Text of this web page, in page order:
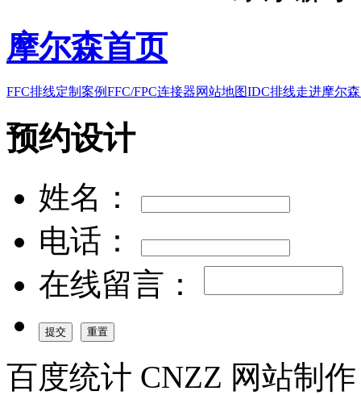
摩尔森首页
FFC排线定制案例FFC/FPC连接器网站地图IDC排线走进摩尔森
预约设计
姓名：
电话：
在线留言：
百度统计 CNZZ 网站制